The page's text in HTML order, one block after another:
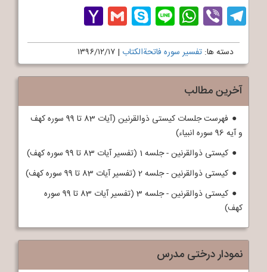
Telegram
Viber
WhatsApp
Line
Skype
Gmail
Mail
دسته ها: تفسیر سوره فاتحةالکتاب | ۱۳۹۶/۱۲/۱۷
آخرین مطالب
فهرست جلسات کیستی ذوالقرنین (آیات 83 تا 99 سوره کهف
و آیه 96 سوره انبیاء)
کیستی ذوالقرنین - جلسه 1 (تفسیر آیات 83 تا 99 سوره کهف)
کیستی ذوالقرنین - جلسه 2 (تفسیر آیات 83 تا 99 سوره کهف)
کیستی ذوالقرنین - جلسه 3 (تفسیر آیات 83 تا 99 سوره
کهف)
نمودار درختی مدرس